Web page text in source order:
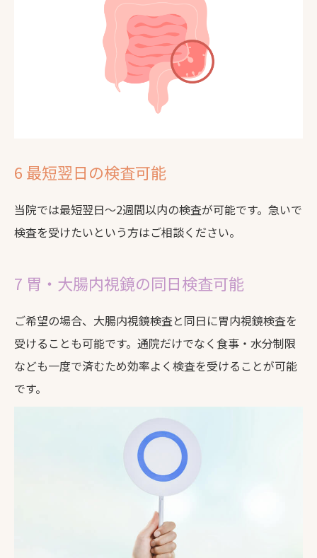
6 最短翌日の検査可能
当院では最短翌日～2週間以内の検査が可能です。 急いで
検査を受けたいという方はご相談ください。
7 胃・大腸内視鏡の同日検査可能
ご希望の場合、大腸内視鏡検査と同日に胃内視鏡検査を
受けることも可能です。通院だけでなく食事・水分制限
なども一度で済むため効率よく検査を受けることが可能
です。